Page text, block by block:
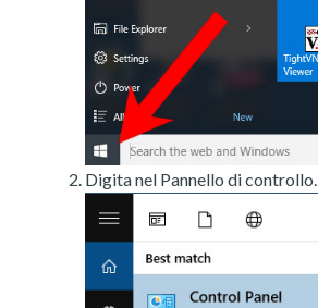
Digita nel Pannello di controllo.